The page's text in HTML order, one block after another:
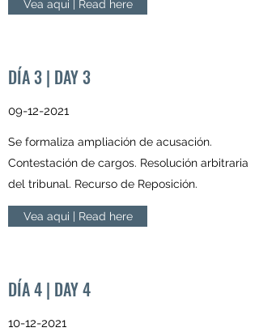
Vea aqui | Read here
DÍA 3 | DAY 3
09-12-2021
Se formaliza ampliación de acusación.
Contestación de cargos. Resolución arbitraria
del tribunal. Recurso de Reposición.
Vea aqui | Read here
DÍA 4 | DAY 4
10-12-2021